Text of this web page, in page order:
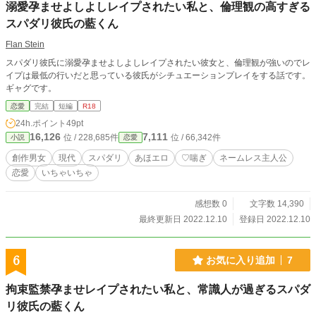
溺愛孕ませよしよしレイプされたい私と、倫理観の高すぎる
スパダリ彼氏の藍くん
Flan Stein
スパダリ彼氏に溺愛孕ませよしよしレイプされたい彼女と、倫理観が強いのでレ
イプは最低の行いだと思っている彼氏がシチュエーションプレイをする話です。
ギャグです。
恋愛 完結 短編 R18
24h.ポイント 49pt
小説 16,126 位 / 228,685件 恋愛 7,111 位 / 66,342件
創作男女 現代 スパダリ あほエロ ♡喘ぎ
ネームレス主人公
恋愛
いちゃいちゃ
感想数 0
文字数 14,390
最終更新日 2022.12.10
登録日 2022.12.10
6 お気に入り追加 7
拘束監禁孕ませレイプされたい私と、常識人が過ぎるスパダ
リ彼氏の藍くん